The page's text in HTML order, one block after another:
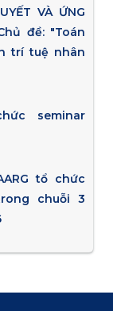
VÀ ỨNG
đề: "Toán
trí tuệ nhân
seminar
tổ chức
chuỗi 3